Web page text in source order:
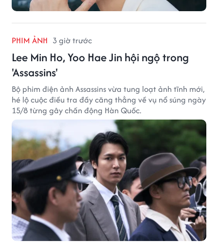
PHIM ẢNH 3 giờ trước
Lee Min Ho, Yoo Hae Jin hội ngộ trong
'Assassins'
Bộ phim điện ảnh Assassins vừa tung loạt ảnh tĩnh mới,
hé lộ cuộc điều tra đầy căng thẳng về vụ nổ súng ngày
15/8 từng gây chấn động Hàn Quốc.